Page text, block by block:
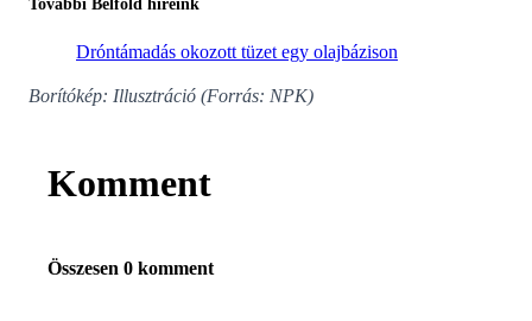
További Belföld híreink
Dróntámadás okozott tüzet egy olajbázison
Borítókép: Illusztráció (Forrás: NPK)
Komment
Összesen 0 komment